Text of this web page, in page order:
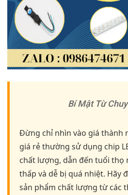
Bí Mật Từ
Đừng chỉ nhìn vào giá thành
giá rẻ thường sử dụng chip
chất lượng, dẫn đến tuổi thọ
thấp và dễ bị quá nhiệt. Hãy
sản phẩm chất lượng từ các